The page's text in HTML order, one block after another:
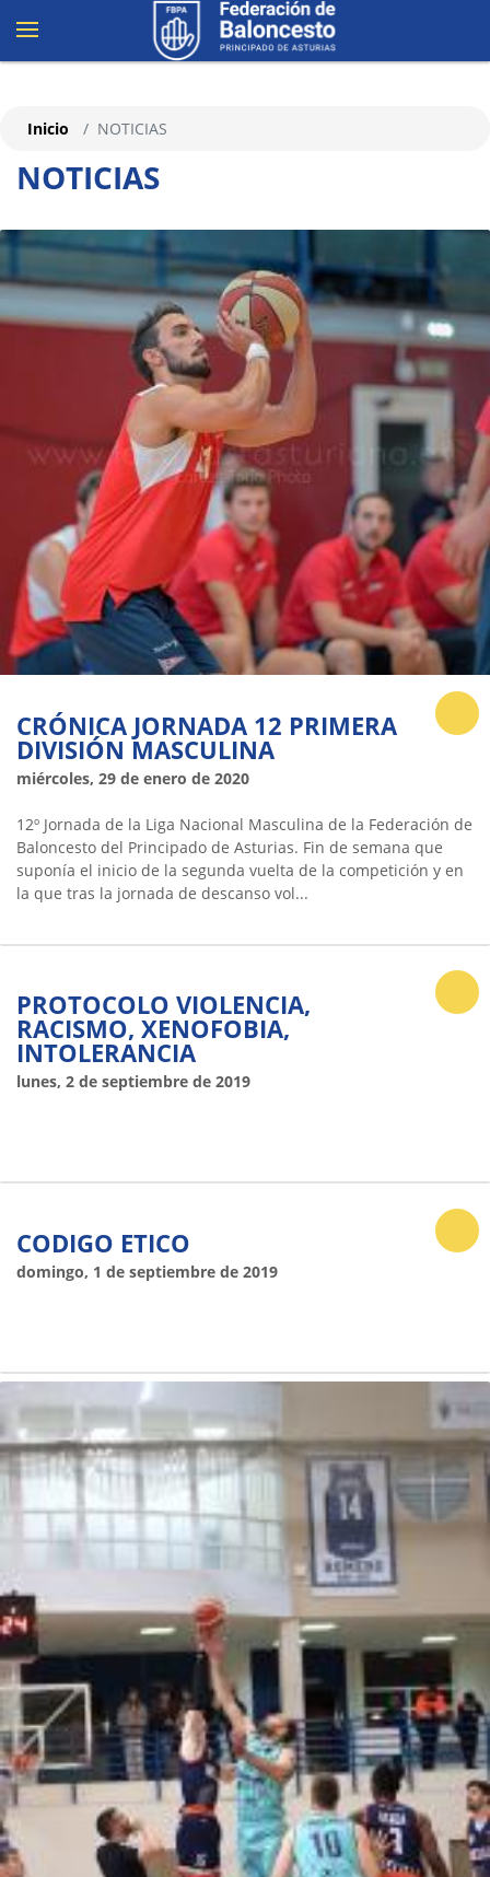
NOTICIAS
Inicio NOTICIAS
CRÓNICA JORNADA 12 PRIMERA
DIVISIÓN MASCULINA
miércoles, 29 de enero de 2020
12º Jornada de la Liga Nacional Masculina de la Federación de
Baloncesto del Principado de Asturias. Fin de semana que
suponía el inicio de la segunda vuelta de la competición y en
la que tras la jornada de descanso vol...
PROTOCOLO VIOLENCIA,
RACISMO, XENOFOBIA,
INTOLERANCIA
lunes, 2 de septiembre de 2019
CODIGO ETICO
domingo, 1 de septiembre de 2019